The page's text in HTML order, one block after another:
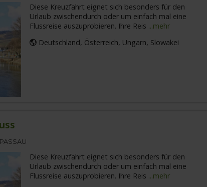
Diese Kreuzfahrt eignet sich besonders für den
Urlaub zwischendurch oder um einfach mal eine
Flussreise auszuprobieren. Ihre Reis ...mehr
Deutschland, Österreich, Ungarn, Slowakei
Diese Kreuzfahrt eignet sich besonders für den
Urlaub zwischendurch oder um einfach mal eine
Flussreise auszuprobieren. Ihre Reis ...mehr